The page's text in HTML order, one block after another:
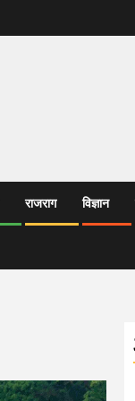
राजराग विज्ञान